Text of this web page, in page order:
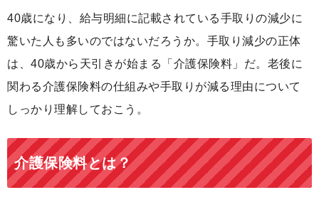
40歳になり、給与明細に記載されている手取りの減少に
驚いた人も多いのではないだろうか。手取り減少の正体
は、40歳から天引きが始まる「介護保険料」だ。老後に
関わる介護保険料の仕組みや手取りが減る理由について
しっかり理解しておこう。
介護保険料とは？